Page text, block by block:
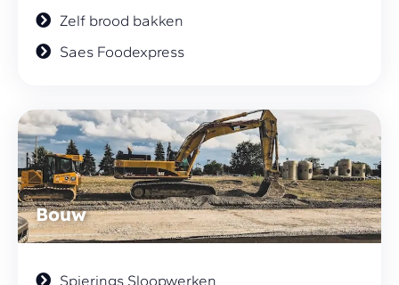
Zelf brood bakken
Saes Foodexpress
Bouw
Spierings Sloopwerken